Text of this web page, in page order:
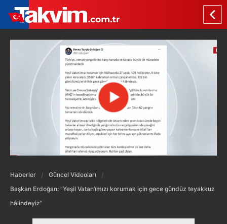
Haberler
Güncel Videoları
Başkan Erdoğan: "Yeşil Vatan’ımızı korumak için gece gündüz teyakkuz
hâlindeyiz"